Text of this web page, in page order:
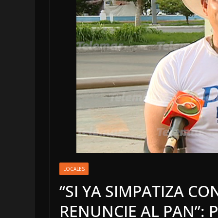
LOCALES
“SI YA SIMPATIZA
RENUNCIE AL PAN”:
OPINIÓN
5 agosto, 2026